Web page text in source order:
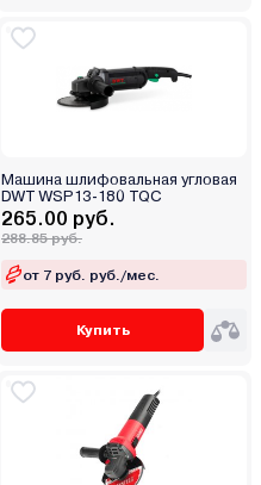
Машина шлифовальная угловая
DWT WSP13-180 TQC
265.00 руб.
288.85 руб.
от 7 руб. руб./мес.
Купить